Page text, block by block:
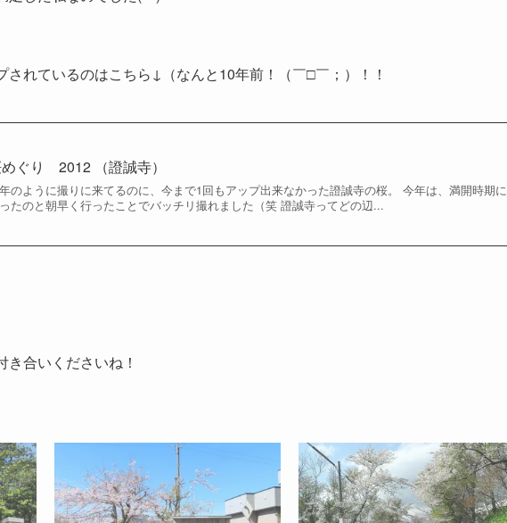
れているのはこちら↓（なんと10年前！（￣□￣；）！！
ぐり 2012 （證誠寺）
のように撮りに来てるのに、今まで1回もアップ出来なかった證誠寺の桜。 今年は、満開時期に
たのと朝早く行ったことでバッチリ撮れました（笑 證誠寺ってどの辺...
合いくださいね！